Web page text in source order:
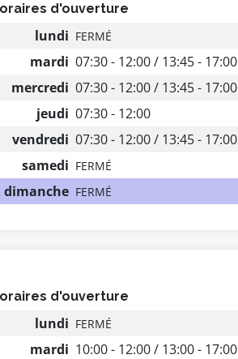
d'ouverture
lundi FERMÉ
mardi 07:30 - 12:00 / 13:45 - 17:00
mercredi 07:30 - 12:00 / 13:45 - 17:00
jeudi 07:30 - 12:00
vendredi 07:30 - 12:00 / 13:45 - 17:00
samedi FERMÉ
dimanche FERMÉ
d'ouverture
lundi FERMÉ
mardi 10:00 - 12:00 / 13:00 - 17:00